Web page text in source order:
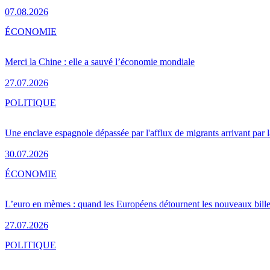
07.08.2026
Merci la Chine : elle a sauvé l’économie mondiale
27.07.2026
ÉCONOMIE
Une enclave espagnole dépassée par l'afflux de migrants arrivant par
30.07.2026
POLITIQUE
L’euro en mèmes : quand les Européens détournent les nouveaux
27.07.2026
ÉCONOMIE
POLITIQUE